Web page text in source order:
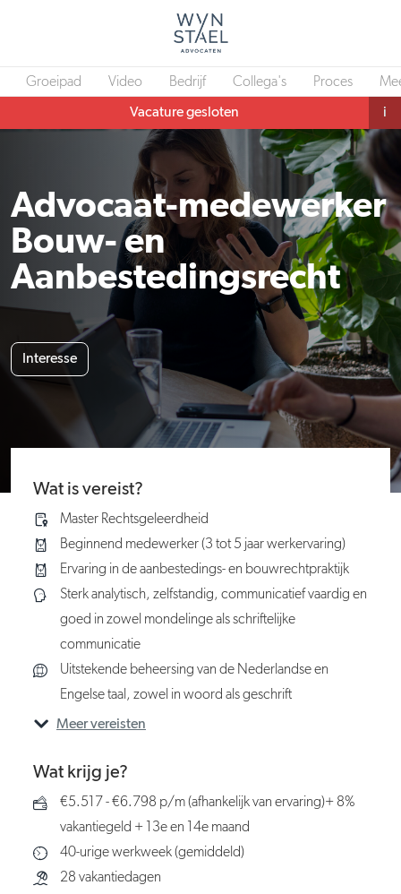
Groeipad Video Bedrijf Collega's Proces
Vacature gesloten i
Advocaat-medewerker
Bouw- en
Aanbestedingsrecht
Interesse
Wat is vereist?
Master Rechtsgeleerdheid
Beginnend medewerker (3 tot 5 jaar werkervaring)
Ervaring in de aanbestedings- en bouwrechtpraktijk
Sterk analytisch, zelfstandig, communicatief vaardig en
goed in zowel mondelinge als schriftelijke
communicatie
Uitstekende beheersing van de Nederlandse en
Engelse taal, zowel in woord als geschrift
Meer vereisten
Wat krijg je?
€5.517 - €6.798 p/m (afhankelijk van ervaring)+ 8%
vakantiegeld + 13e en 14e maand
40-urige werkweek (gemiddeld)
28 vakantiedagen